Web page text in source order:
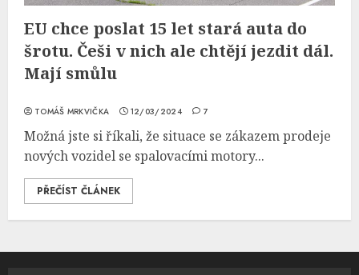
EU chce poslat 15 let stará auta do
šrotu. Češi v nich ale chtějí jezdit dál.
Mají smůlu
TOMÁŠ MRKVIČKA 12/03/2024 7
Možná jste si říkali, že situace se zákazem prodeje
nových vozidel se spalovacími motory...
PŘEČÍST ČLÁNEK